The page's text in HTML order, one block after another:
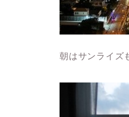
朝はサンライズ